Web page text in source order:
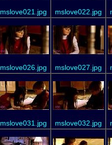
mslove021.jpg mslove022.jpg
mslove026.jpg mslove027.jpg
mslove031.jpg mslove032.jpg